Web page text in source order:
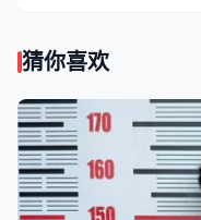
猜你喜欢